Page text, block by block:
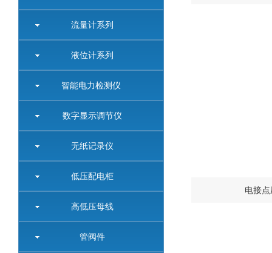
流量计系列
液位计系列
智能电力检测仪
数字显示调节仪
无纸记录仪
低压配电柜
高低压母线
管阀件
电接